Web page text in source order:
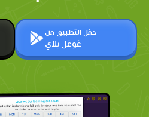
حمّل التطبيق من
غوغل بلاي